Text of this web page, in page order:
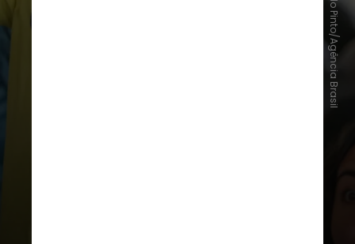
Paulo Pinto/Agência Brasil